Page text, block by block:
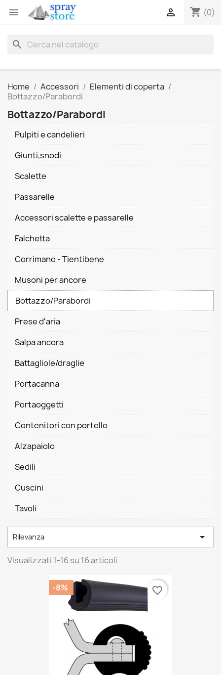
 shopping_cart (0)

search
Home Accessori
Elementi di coperta
Bottazzo/Parabordi
Bottazzo/Parabordi
Pulpiti e candelieri
Giunti,snodi
Scalette
Passarelle
Accessori scalette e passarelle
Falchetta
Corrimano - Tientibene
Musoni per ancore
Bottazzo/Parabordi
Prese d'aria
Salpa ancora
Battagliole/draglie
Portacanna
Portaoggetti
Contenitori con portello
Alzapaiolo
Sedili
Cuscini
Tavoli
Rilevanza 
Visualizzati 1-16 su 16 articoli
-8% favorite_border